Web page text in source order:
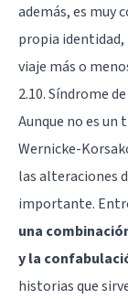
además, es muy
propia identidad,
viaje más o
2.10. Síndrome
Aunque no es un
Wernicke-
las alteraciones
importante.
una
y la
historias que